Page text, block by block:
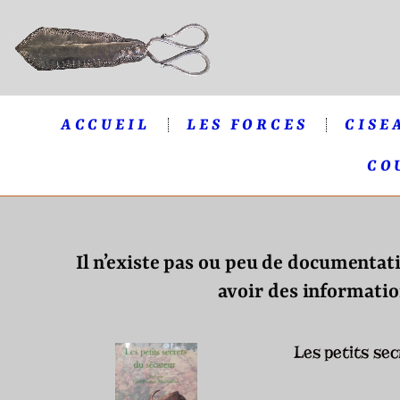
ACCUEIL LES FORCES
Il n’existe pas ou peu de
avoir des
Les petits